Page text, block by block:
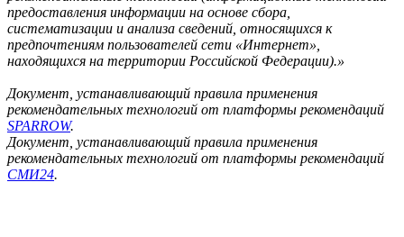
предоставления информации на основе сбора,
систематизации и анализа сведений, относящихся к
предпочтениям пользователей сети «Интернет»,
находящихся на территории Российской Федерации).»
Документ, устанавливающий правила применения
рекомендательных технологий от платформы рекомендаций
SPARROW.
Документ, устанавливающий правила применения
рекомендательных технологий от платформы рекомендаций
СМИ24.